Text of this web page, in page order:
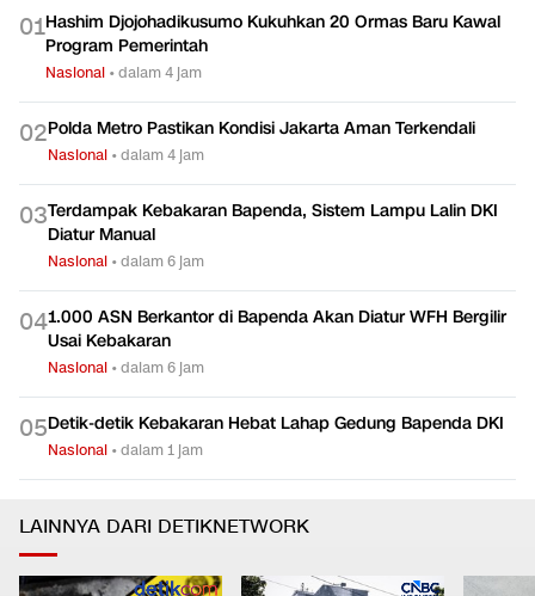
01Hashim Djojohadikusumo Kukuhkan 20 Ormas Baru Kawal
Program Pemerintah
Nasional •dalam 4 jam
02Polda Metro Pastikan Kondisi Jakarta Aman Terkendali
Nasional •dalam 4 jam
03Terdampak Kebakaran Bapenda, Sistem Lampu Lalin DKI
Diatur Manual
Nasional •dalam 6 jam
041.000 ASN Berkantor di Bapenda Akan Diatur WFH Bergilir
Usai Kebakaran
Nasional •dalam 6 jam
05Detik-detik Kebakaran Hebat Lahap Gedung Bapenda DKI
Nasional •dalam 1 jam
LAINNYA DARI DETIKNETWORK